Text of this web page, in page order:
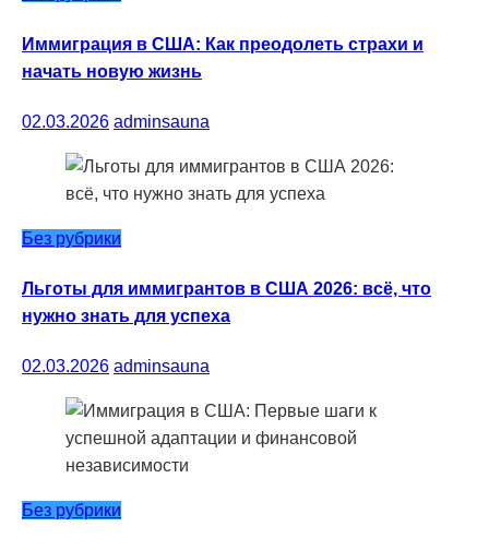
Иммиграция в США: Как преодолеть страхи и
начать новую жизнь
02.03.2026 adminsauna
Без рубрики
Льготы для иммигрантов в США 2026: всё, что
нужно знать для успеха
02.03.2026 adminsauna
Без рубрики